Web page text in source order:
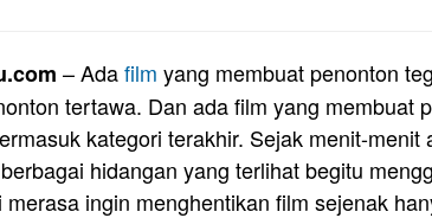
– Adafilm yang membuat penonton
tertawa. Dan ada film yang membuat
kategori terakhir. Sejak menit-menit
hidangan yang terlihat begitu
ingin menghentikan film sejenak